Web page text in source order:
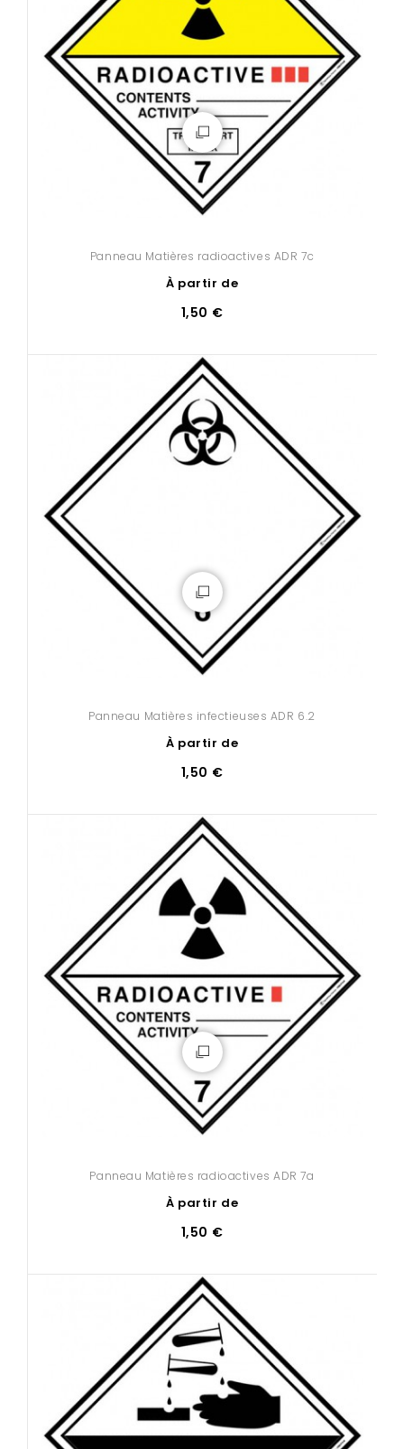
Panneau Matières radioactives ADR 7c
À partir de
1,50 €
Panneau Matières infectieuses ADR 6.2
À partir de
1,50 €
Panneau Matières radioactives ADR 7a
À partir de
1,50 €